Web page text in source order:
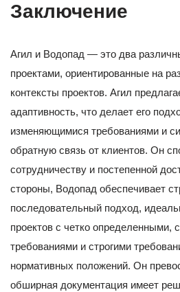
Заключение
Агил и Водопад — это два
проектами, ориентированные на
контексты проектов. Агил
адаптивность, что делает его
изменяющимися требованиями и
обратную связь от клиентов. Он
сотрудничеству и постепенной
стороны, Водопад обеспечивает
последовательный подход,
проектов с четко определенными,
требованиями и строгими
нормативных положений. Он
обширная документация имеет